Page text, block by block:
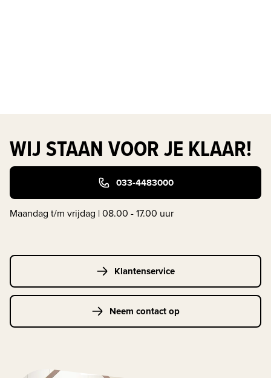
WIJ STAAN VOOR JE KLAAR!
033-4483000
Maandag t/m vrijdag | 08.00 - 17.00 uur
Klantenservice
Neem contact op